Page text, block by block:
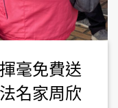
毫免費送
名家周欣